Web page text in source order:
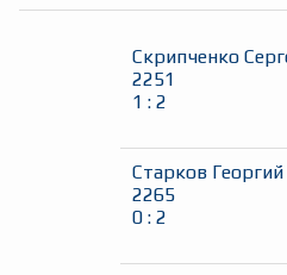
Скрипченко
2251
1 : 2
Старков Георгий
2265
0 : 2